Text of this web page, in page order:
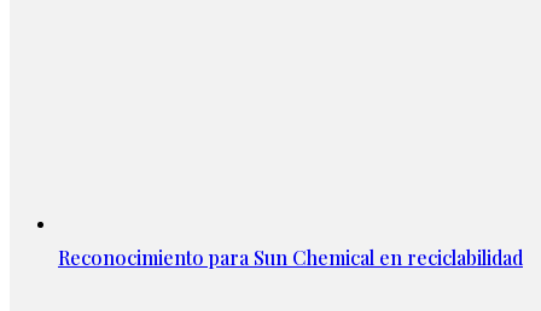
Reconocimiento para Sun Chemical en reciclabilidad